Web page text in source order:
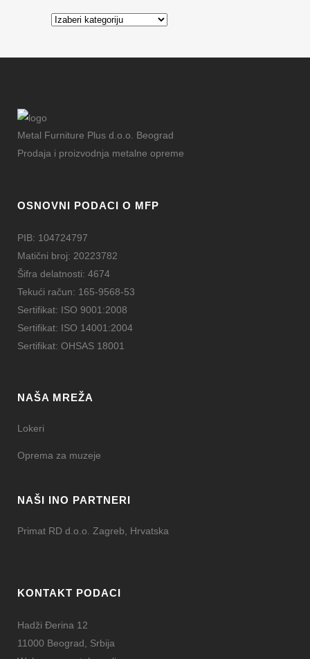
Kategorije
Metal Furniture Plus d.o.o. Beograd
Prodaja i proizvodnja metalne opreme
OSNOVNI PODACI O MFP
PIB: 104724797
Matični broj: 20223782
Šifra delatnosti: 4674
Tekući račun: 165-9568-53
Sertifikat: ISO 9001:2008
Sertifikat: ISO 14001:2004
Sertifikat: OHSAS 18001
NAŠA MREŽA
Lokeri
Oprema za muzeje
NAŠI INO PARTNERI
Primat RD d.o.o. Zagreb, Hrvatska
KONTAKT PODACI
Hadži Đerina 12
11000 Beograd, Srbija